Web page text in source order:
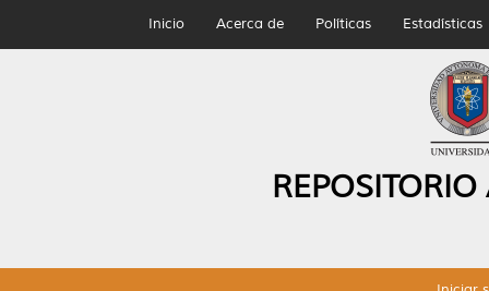
Inicio Acerca de Políticas Estadísticas